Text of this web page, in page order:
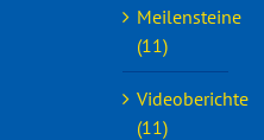
Meilensteine
(11)
Videoberichte
(11)